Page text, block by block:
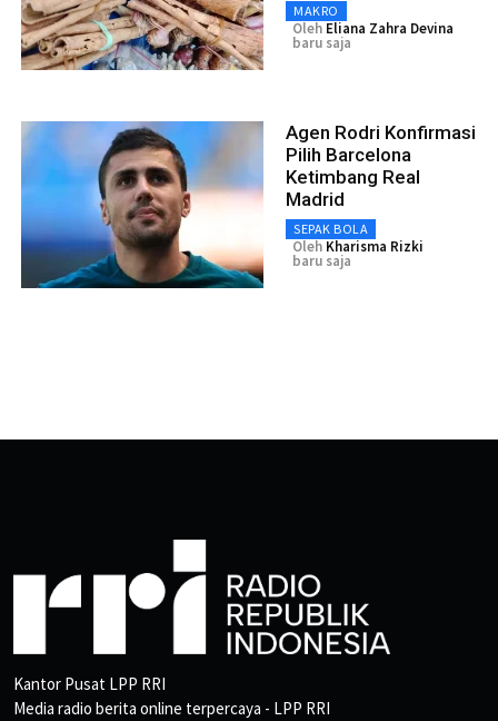
MAKRO
Oleh Eliana Zahra Devina
baru saja
Agen Rodri Konfirmasi
Pilih Barcelona
Ketimbang Real
Madrid
SEPAK BOLA
Oleh Kharisma Rizki
baru saja
Kantor Pusat LPP RRI
Media radio berita online terpercaya - LPP RRI